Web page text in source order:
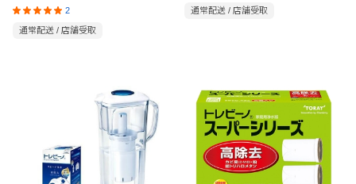
イプ 3P MKC.T2J-Z
2
通常配送 / 店舗受取
通常配送 / 店舗受取